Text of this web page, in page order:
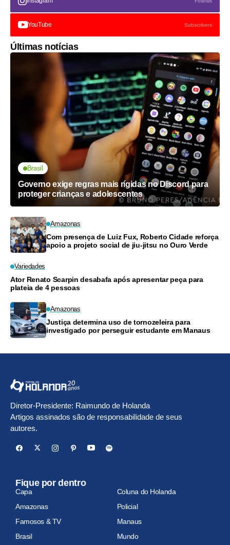
YouTube Subscribers
Últimas notícias
Brasil
Governo exige regras mais rígidas no Discord para
proteger crianças e adolescentes
Amazonas
Com presença de Luiz Fux, Roberto Cidade reforça
apoio a projeto social de jiu-jitsu no Ouro Verde
Variedades
Ator Renato Scarpin desabafa após apresentar peça para
plateia de 4 pessoas
Amazonas
Justiça determina uso de tornozeleira para
investigado por perseguir estudante em Manaus
Diretor-Presidente: Raimundo de Holanda
Artigos assinados são de responsabilidade de seus
autores.
Fique por dentro
Capa
Coluna do Holanda
Amazonas
Policial
Famosos & TV
Manaus
Brasil
Mundo